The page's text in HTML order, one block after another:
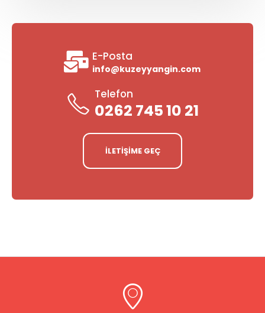
E-Posta
info@kuzeyyangin.com
Telefon
0262 745 10 21
İLETİŞİME GEÇ